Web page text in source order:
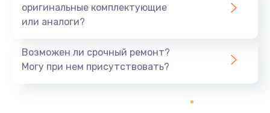
оригинальные комплектующие
или аналоги?
Возможен ли срочный ремонт?
Могу при нем присутствовать?